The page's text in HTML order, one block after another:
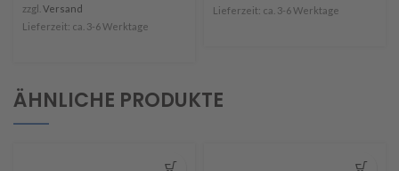
zzgl. Versand
Lieferzeit: ca. 3-6 Werktage
Lieferzeit: ca. 3-6 Werktage
ÄHNLICHE PRODUKTE